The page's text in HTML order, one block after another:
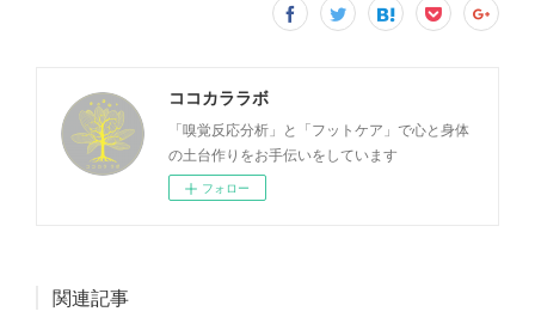
ココカララボ
「嗅覚反応分析」と「フットケア」で心と身体
の土台作りをお手伝いをしています
フォロー
関連記事